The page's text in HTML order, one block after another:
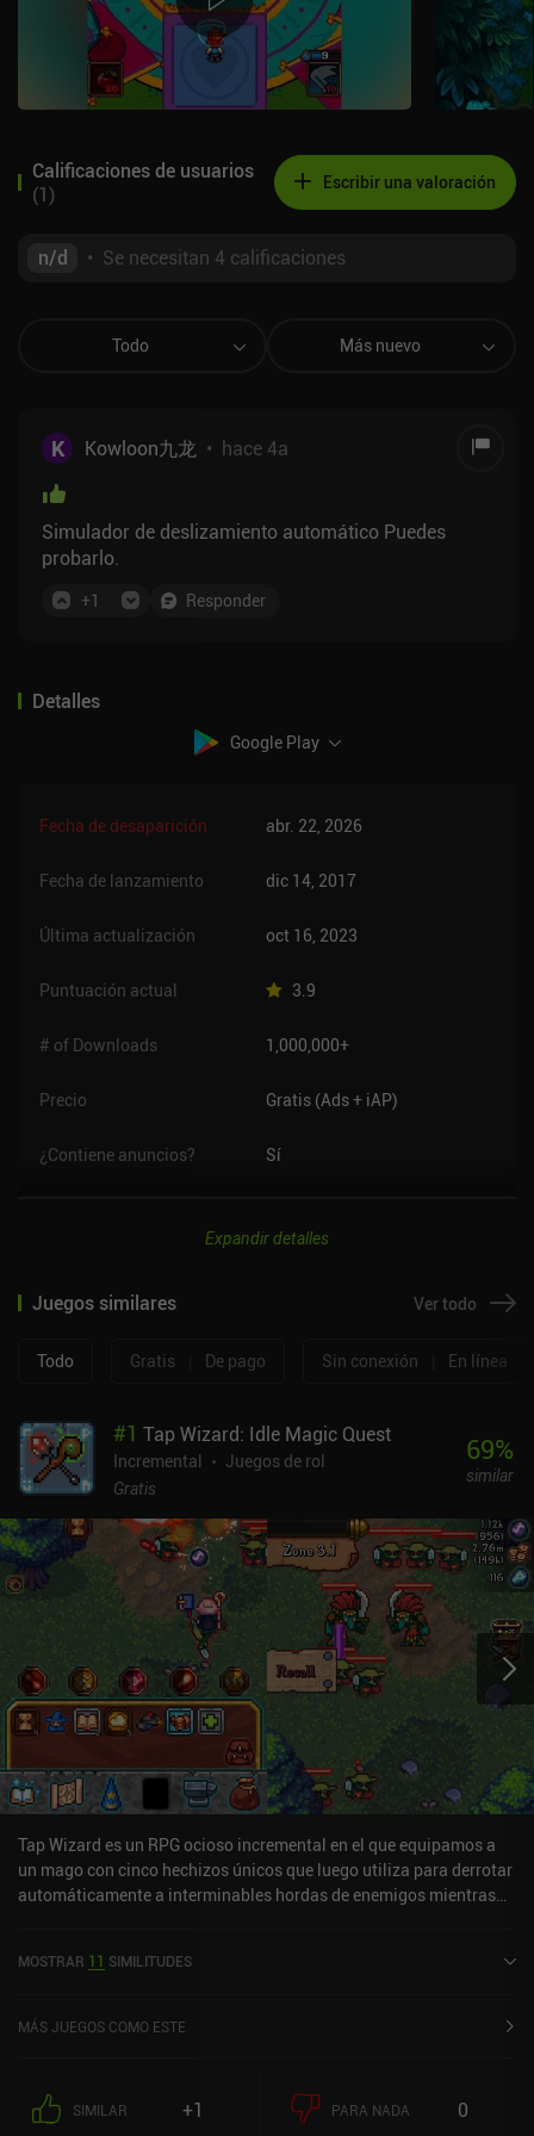
Calificaciones de usuarios
(1) Escribir una valoración
n/d • Se necesitan 4 calificaciones
Todo Más nuevo
K Kowloon九龙 • hace 4a
Simulador de deslizamiento automático Puedes
probarlo.
+1 Responder
Detalles
Google Play
Fecha de desaparición abr. 22, 2026
Fecha de lanzamiento dic 14, 2017
Última actualización oct 16, 2023
Puntuación actual 3.9
# of Downloads 1,000,000+
Precio Gratis (Ads + iAP)
¿Contiene anuncios? Sí
Expandir detalles
Juegos similares Ver todo
Todo Gratis De pago Sin conexión En línea
#1 Tap Wizard: Idle Magic Quest
Incremental
Juegos de rol
Gratis
69%
similar
Tap Wizard es un RPG ocioso incremental en el que equipamos a
un mago con cinco hechizos únicos que luego utiliza para derrotar
automáticamente a interminables hordas de enemigos mientras
armas. Aunque el combate está totalmente automatizado, la
manualmente los diversos potenciadores y pociones curativas que
de estos potenciadores se guardan en nuestro inventario para que
podamos activarlos cuando más los necesitemos.Además de
MOSTRAR 11 SIMILITUDES
MÁS JUEGOS COMO ESTE
SIMILAR +1 PARA NADA 0